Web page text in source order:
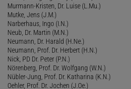
Murmann-Kristen, Dr. Luise (L.Mu.)
Mutke, Jens (J.M.)
Narberhaus, Ingo (I.N.)
Neub, Dr. Martin (M.N.)
Neumann, Dr. Harald (H.Ne.)
Neumann, Prof. Dr. Herbert (H.N.)
Nick, PD Dr. Peter (P.N.)
Nörenberg, Prof. Dr. Wolfgang (W.N.)
Nübler-Jung, Prof. Dr. Katharina (K.N.)
Oehler, Prof. Dr. Jochen (J.Oe.)